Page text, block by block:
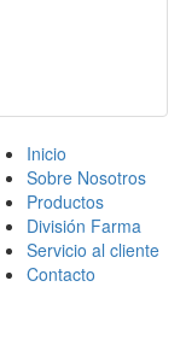
Inicio
Sobre Nosotros
Productos
División Farma
Servicio al cliente
Contacto